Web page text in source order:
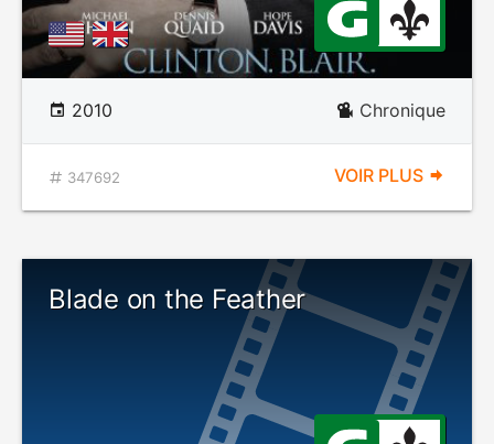
2010 Chronique
347692 VOIR PLUS
Blade on the Feather